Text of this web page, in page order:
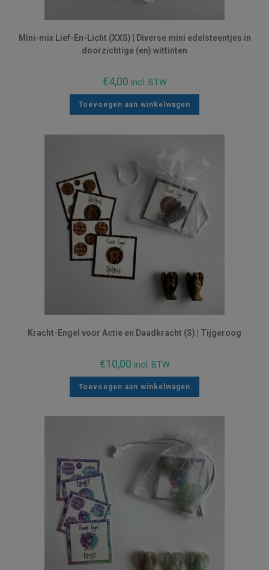
Mini-mix Lief-En-Licht (XXS) | Diverse mini edelsteentjes in
doorzichtige (en) wittinten
€4,00 incl. BTW
Toevoegen aan winkelwagen
Kracht-Engel voor Actie en Daadkracht (S) | Tijgeroog
€10,00 incl. BTW
Toevoegen aan winkelwagen